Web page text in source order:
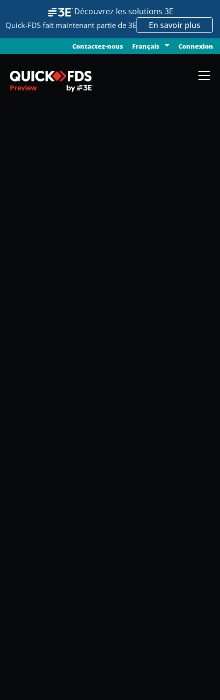
Découvrez les solutions 3E
Quick-FDS fait maintenant partie de 3E En savoir plus
Contactez-nous Français Connexion
Preview